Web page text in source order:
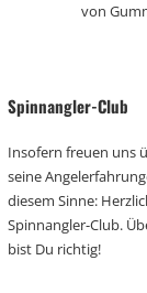
von
Spinnangler-Club
Insofern freuen uns
seine
diesem Sinne:
Spinnangler-Club.
bist Du richtig!